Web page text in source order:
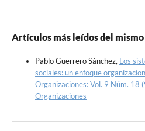
Artículos más leídos del
Pablo Guerrero Sánchez, Los
sociales: un enfoque
Organizaciones: Vol. 9 Núm. 18
Organizaciones